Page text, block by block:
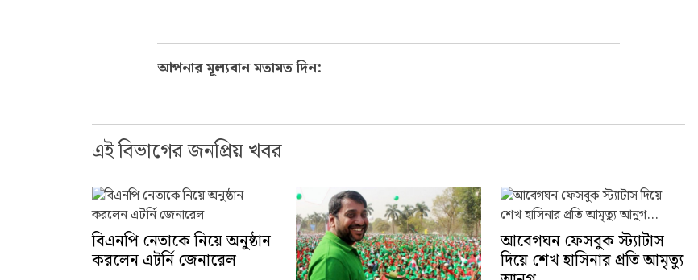
আপনার মূল্যবান মতামত দিন:
এই বিভাগের জনপ্রিয় খবর
বিএনপি নেতাকে নিয়ে অনুষ্ঠান
করলেন এটর্নি জেনারেল
আবেগঘন ফেসবুক স্ট্যাটাস
দিয়ে শেখ হাসিনার প্রতি আমৃত্যু